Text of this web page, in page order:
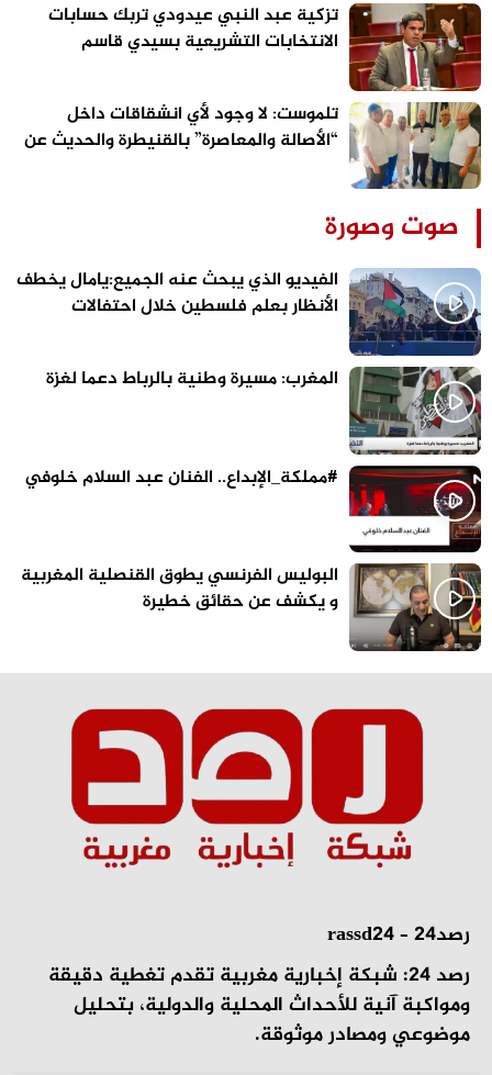
تزكية عبد النبي عيدودي تربك حسابات
الانتخابات التشريعية بسيدي قاسم
تلموست: لا وجود لأي انشقاقات داخل
“الأصالة والمعاصرة” بالقنيطرة والحديث عن
صوت وصورة
الفيديو الذي يبحث عنه الجميع:يامال يخطف
الأنظار بعلم فلسطين خلال احتفالات
المغرب: مسيرة وطنية بالرباط دعما لغزة
#مملكة_الإبداع.. الفنان عبد السلام خلوفي
البوليس الفرنسي يطوق القنصلية المغربية
و يكشف عن حقائق خطيرة
رصد24 – rassd24
رصد 24: شبكة إخبارية مغربية تقدم تغطية دقيقة
ومواكبة آنية للأحداث المحلية والدولية، بتحليل
موضوعي ومصادر موثوقة.